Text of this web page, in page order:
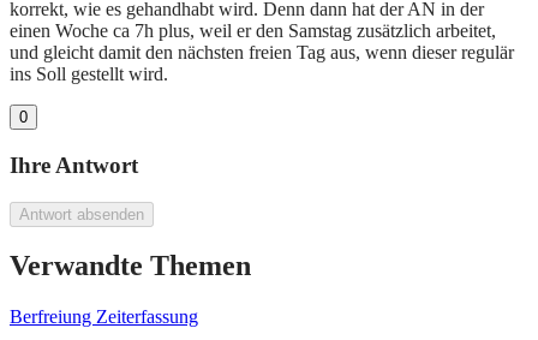
korrekt, wie es gehandhabt wird. Denn dann hat der AN in der
einen Woche ca 7h plus, weil er den Samstag zusätzlich arbeitet,
und gleicht damit den nächsten freien Tag aus, wenn dieser regulär
ins Soll gestellt wird.
0
Ihre Antwort
Antwort absenden
Verwandte Themen
Berfreiung Zeiterfassung